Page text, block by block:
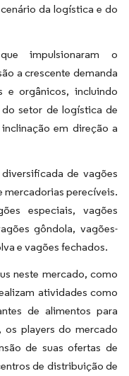
da logística e do
impulsionaram o
a crescente demanda
e orgânicos, incluindo
setor de logística de
em direção a
de vagões
mercadorias perecíveis.
especiais, vagões
gôndola, vagões-
e vagões fechados.
neste mercado, como
atividades como
de alimentos para
os players do mercado
de suas ofertas de
de distribuição de